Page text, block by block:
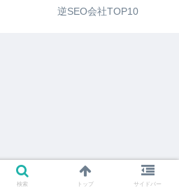
逆SEO会社TOP10
検索 トップ サイドバー